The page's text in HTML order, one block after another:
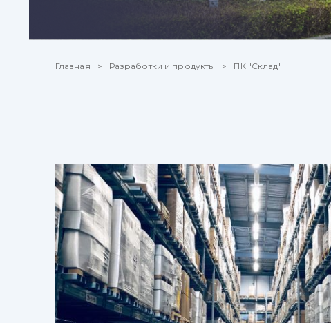
Главная Разработки и продукты ПК "Склад"